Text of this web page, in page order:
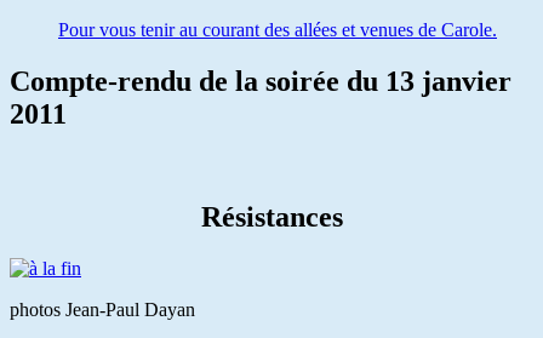
Pour vous tenir au courant des allées et venues de Carole.
Compte-rendu de la soirée du 13 janvier
2011
Résistances
photos Jean-Paul Dayan